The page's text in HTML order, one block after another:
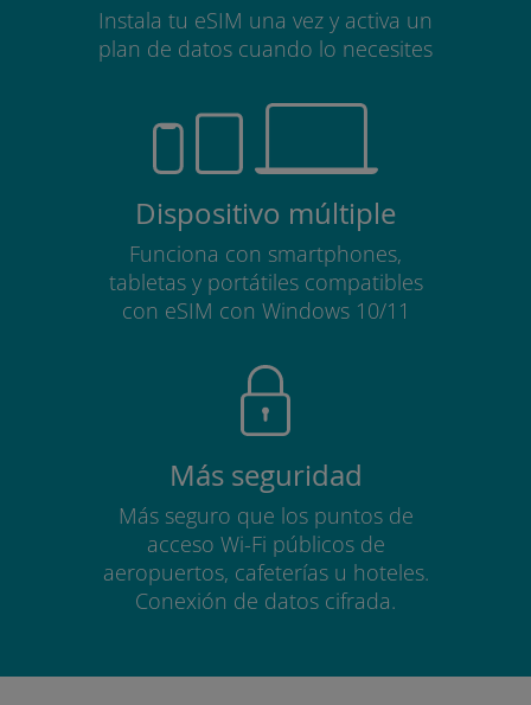
Instala tu eSIM una vez y activa un
plan de datos cuando lo necesites
Dispositivo múltiple
Funciona con smartphones,
tabletas y portátiles compatibles
con eSIM con Windows 10/11
Más seguridad
Más seguro que los puntos de
acceso Wi-Fi públicos de
aeropuertos, cafeterías u hoteles.
Conexión de datos cifrada.